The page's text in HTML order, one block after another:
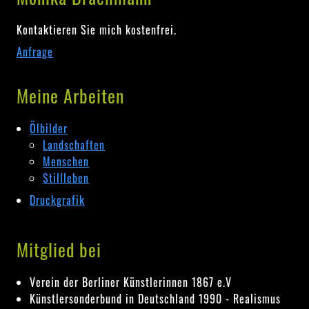
Kontaktieren Sie mich kostenfrei.
Anfrage
Meine Arbeiten
Ölbilder
Landschaften
Menschen
Stillleben
Druckgrafik
Mitglied bei
Verein der Berliner Künstlerinnen 1867 e.V
Künstlersonderbund in Deutschland 1990 - Realismus